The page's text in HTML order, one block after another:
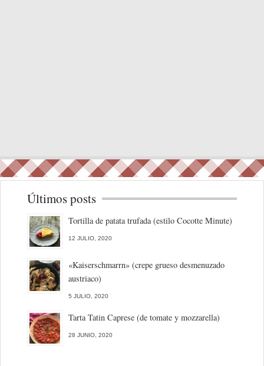
Últimos posts
Tortilla de patata trufada (estilo Cocotte Minute)
12 JULIO, 2020
«Kaiserschmarrn» (crepe grueso desmenuzado
austriaco)
5 JULIO, 2020
Tarta Tatin Caprese (de tomate y mozzarella)
28 JUNIO, 2020